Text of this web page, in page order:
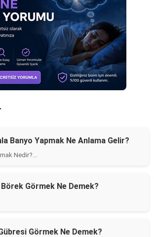
Banyo Yapmak Ne Anlama Gelir?
Nedir?...
Börek Görmek Ne Demek?
Görmek Ne Demek?